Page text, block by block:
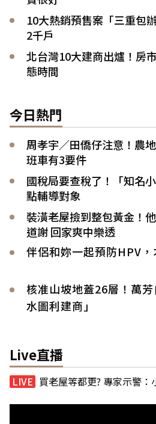
10大熱銷預售案「三重包
2千戶
北台灣10大建商出爐！房
態時間
今日熱門
周孝宇／田僑仔注意！農
班車有3要件
國稅局要查稅了！「知名
點輔導對象
裝潢老屋撿到整包黃金！
道謝 回家爽中樂透
伴侶和妳一起預防HPV，
核准山坡地蓋26層！萬
水圖利建商」
Live直播
買老屋等都更? 專家示警：